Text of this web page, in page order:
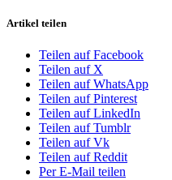
Artikel teilen
Teilen auf Facebook
Teilen auf X
Teilen auf WhatsApp
Teilen auf Pinterest
Teilen auf LinkedIn
Teilen auf Tumblr
Teilen auf Vk
Teilen auf Reddit
Per E-Mail teilen